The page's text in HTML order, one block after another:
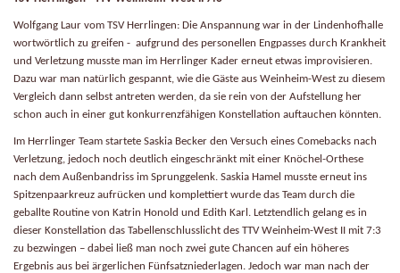
Wolfgang Laur vom TSV Herrlingen: Die Anspannung war in der Lindenhofhalle
wortwörtlich zu greifen - aufgrund des personellen Engpasses durch Krankheit
und Verletzung musste man im Herrlinger Kader erneut etwas improvisieren.
Dazu war man natürlich gespannt, wie die Gäste aus Weinheim-West zu diesem
Vergleich dann selbst antreten werden, da sie rein von der Aufstellung her
schon auch in einer gut konkurrenzfähigen Konstellation auftauchen könnten.
Im Herrlinger Team startete Saskia Becker den Versuch eines Comebacks nach
Verletzung, jedoch noch deutlich eingeschränkt mit einer Knöchel-Orthese
nach dem Außenbandriss im Sprunggelenk. Saskia Hamel musste erneut ins
Spitzenpaarkreuz aufrücken und komplettiert wurde das Team durch die
geballte Routine von Katrin Honold und Edith Karl. Letztendlich gelang es in
dieser Konstellation das Tabellenschlusslicht des TTV Weinheim-West II mit 7:3
zu bezwingen – dabei ließ man noch zwei gute Chancen auf ein höheres
Ergebnis aus bei ärgerlichen Fünfsatzniederlagen. Jedoch war man nach der